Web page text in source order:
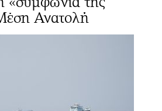
Ανατολή